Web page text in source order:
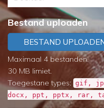
helpen?
de
vertaling
nodig?
Bestand uploaden
BESTAND
Maximaal 4 bestanden.
30 MB limiet.
Toegestane types: gif,
docx, ppt, pptx, rar,